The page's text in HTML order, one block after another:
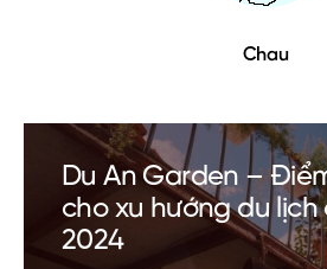
Chau
Du An Garden –
cho xu hướng du lịch
2024